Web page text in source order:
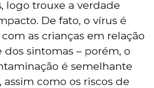
logo trouxe a verdade
De fato, o vírus é
as crianças em relação
dos sintomas – porém, o
é semelhante
assim como os riscos de